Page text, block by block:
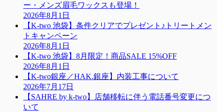
ー・メンズ眉毛ワックスも登場！
2026年8月1日
【K-two 池袋】条件クリアでプレゼント♪トリートメン
トキャンペーン
2026年8月1日
【K-two 池袋】8月限定！商品SALE 15%OFF
2026年8月1日
【K-two銀座／HAK.銀座】内装工事について
2026年7月17日
【SAHRE by k-two】店舗移転に伴う電話番号変更につ
いて